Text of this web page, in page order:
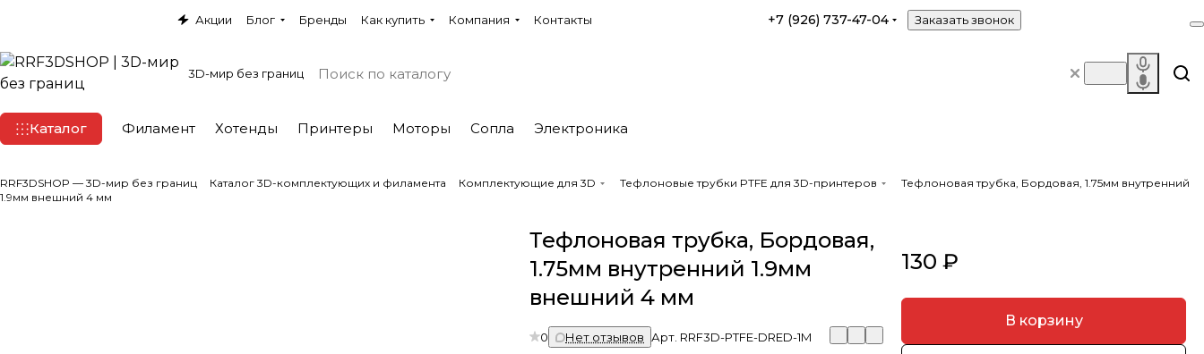
Акции Блог Бренды Как купить Компания Контакты +7 (926) 737-47-04 Заказать звонок
3D-мир без границ
Каталог Филамент Хотенды Принтеры Моторы Сопла Электроника
RRF3DSHOP — 3D-мир без границ Каталог 3D-комплектующих и филамента Комплектующие для 3D Тефлоновые трубки PTFE для 3D-принтеров
Тефлоновая трубка, Бордовая, 1.75мм внутренний
1.9мм внешний 4 мм
Тефлоновая трубка, Бордовая,
1.75мм внутренний 1.9мм
внешний 4 мм
0 Нет отзывов Арт. RRF3D-PTFE-DRED-1M
130 ₽
В корзину